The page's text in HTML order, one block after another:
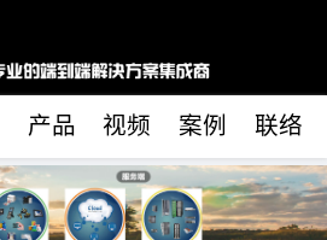
产品 视频 案例 联络